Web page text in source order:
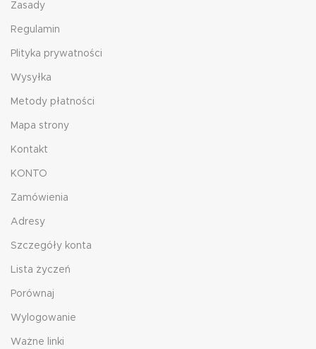
Zasady
Regulamin
Plityka prywatności
Wysyłka
Metody płatności
Mapa strony
Kontakt
KONTO
Zamówienia
Adresy
Szczegóły konta
Lista życzeń
Porównaj
Wylogowanie
Ważne linki